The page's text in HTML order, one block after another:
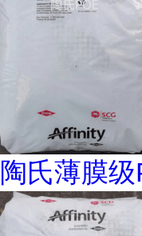
陶氏薄膜